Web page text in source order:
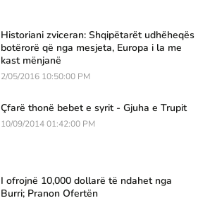
Historiani zviceran: Shqipëtarët udhëheqës
botërorë që nga mesjeta, Europa i la me
kast mënjanë
2/05/2016 10:50:00 PM
Çfarë thonë bebet e syrit - Gjuha e Trupit
10/09/2014 01:42:00 PM
I ofrojnë 10,000 dollarë të ndahet nga
Burri; Pranon Ofertën